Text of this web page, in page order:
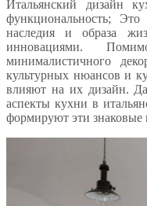
Итальянский дизайн
функциональность; Это
наследия и образа
инновациями.
минималистичного
культурных нюансов и
влияют на их дизайн.
аспекты кухни в
формируют эти знаковые